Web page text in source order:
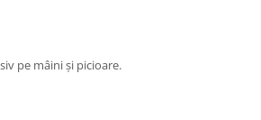
pe mâini și picioare.